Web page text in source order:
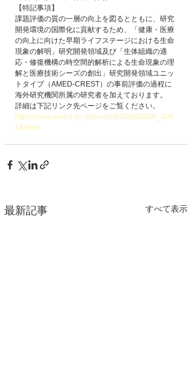
【特記事項】
課題評価の質の一層の向上を図るとともに、研究
開発環境の国際化に貢献するため、「健康・医療
の向上に向けた早期ライフステージにおける生命
現象の解明」研究開発領域及び「生体組織の適
応・修復機構の時空間的解析による生命現象の理
解と医療技術シーズの創出」研究開発領域ユニッ
トタイプ（AMED-CREST）の事前評価の過程に
海外研究機関所属の研究者を加えております。
詳細は下記リンク先ページをご覧ください。
https://www.amed.go.jp/koubo/04/02/0402B_000
18.html
最新記事 すべて表示